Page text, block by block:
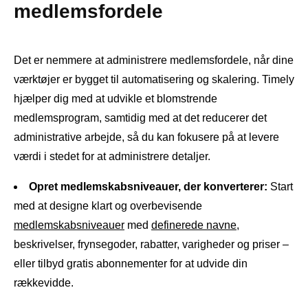
medlemsfordele
Det er nemmere at administrere medlemsfordele, når dine
værktøjer er bygget til automatisering og skalering. Timely
hjælper dig med at udvikle et blomstrende
medlemsprogram, samtidig med at det reducerer det
administrative arbejde, så du kan fokusere på at levere
værdi i stedet for at administrere detaljer.
Opret medlemskabsniveauer, der konverterer: Start
med at designe klart og overbevisende
medlemskabsniveauer med definerede navne,
beskrivelser, frynsegoder, rabatter, varigheder og priser –
eller tilbyd gratis abonnementer for at udvide din
rækkevidde.